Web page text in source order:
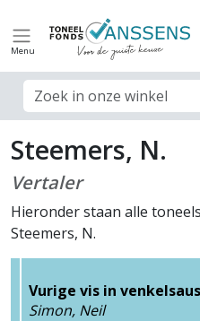
Menu
Zoek veld
Steemers, N.
Vertaler
Hieronder staan alle
Steemers, N.
Vurige vis in venkelsaus
Simon, Neil